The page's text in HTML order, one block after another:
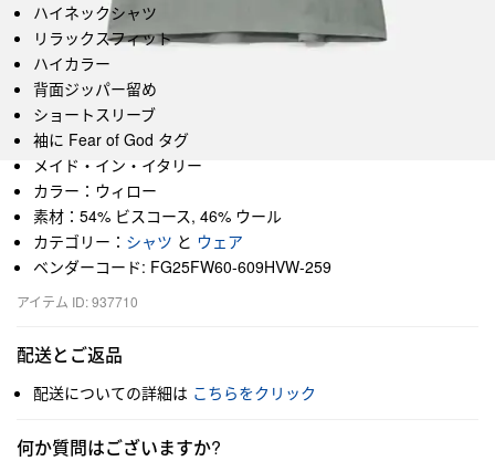
ハイネックシャツ
リラックスフィット
ハイカラー
背面ジッパー留め
ショートスリーブ
袖に Fear of God タグ
メイド・イン・イタリー
カラー：ウィロー
素材：54% ビスコース, 46% ウール
カテゴリー： シャツ と ウェア
ベンダーコード: FG25FW60-609HVW-259
アイテム ID: 937710
配送とご返品
配送についての詳細は こちらをクリック
何か質問はございますか?